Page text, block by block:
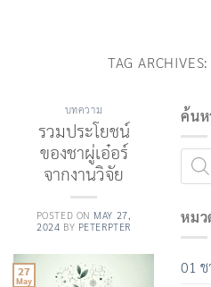
TAG ARCHIVES:
บทความ
รวมประโยชน์
ของชาผู่เอ๋อร์
จากงานวิจัย
POSTED ON MAY 27,
2024 BY PETERPTER
27
May
ค้น
search
หม
01 ช